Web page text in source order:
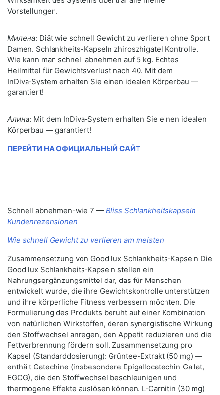
Vorstellungen.
Милена: Diät wie schnell Gewicht zu verlieren ohne Sport
Damen. Schlankheits-Kapseln zhiroszhigatel Kontrolle.
Wie kann man schnell abnehmen auf 5 kg. Echtes
Heilmittel für Gewichtsverlust nach 40. Mit dem
InDiva‑System erhalten Sie einen idealen Körperbau —
garantiert!
Алина: Mit dem InDiva‑System erhalten Sie einen idealen
Körperbau — garantiert!
ПЕРЕЙТИ НА ОФИЦИАЛЬНЫЙ САЙТ
Schnell abnehmen-wie 7 — Bliss Schlankheitskapseln
Kundenrezensionen
Wie schnell Gewicht zu verlieren am meisten
Zusammensetzung von Good lux Schlankheits‑Kapseln Die
Good lux Schlankheits‑Kapseln stellen ein
Nahrungsergänzungsmittel dar, das für Menschen
entwickelt wurde, die ihre Gewichtskontrolle unterstützen
und ihre körperliche Fitness verbessern möchten. Die
Formulierung des Produkts beruht auf einer Kombination
von natürlichen Wirkstoffen, deren synergistische Wirkung
den Stoffwechsel anregen, den Appetit reduzieren und die
Fettverbrennung fördern soll. Zusammensetzung pro
Kapsel (Standarddosierung): Grüntee-Extrakt (50 mg) —
enthält Catechine (insbesondere Epigallocatechin‑Gallat,
EGCG), die den Stoffwechsel beschleunigen und
thermogene Effekte auslösen können. L‑Carnitin (30 mg)